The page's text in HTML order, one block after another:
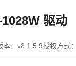
驱动
本： v8.1.5.9授权方式：